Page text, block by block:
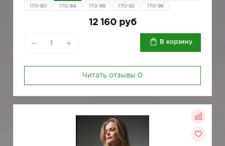
170-80 170-84 170-88 170-92 170-96
12 160 руб
В корзину
Читать отзывы 0